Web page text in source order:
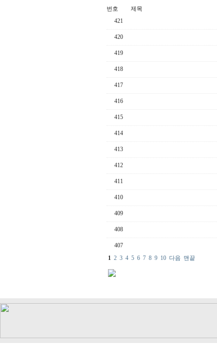
번호
제목
421
420
419
418
417
416
415
414
413
412
411
410
409
408
407
1 2 3 4 5 6 7 8 9 10 다음 맨끝